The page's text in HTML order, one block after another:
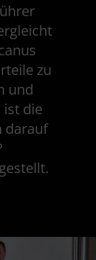
zu
und
ist die
darauf